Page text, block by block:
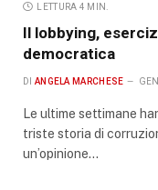
LETTURA 4 MIN.
Il lobbying,
democratica
DI ANGELA MARCHESE
Le ultime settimane
triste storia di
un’opinione…